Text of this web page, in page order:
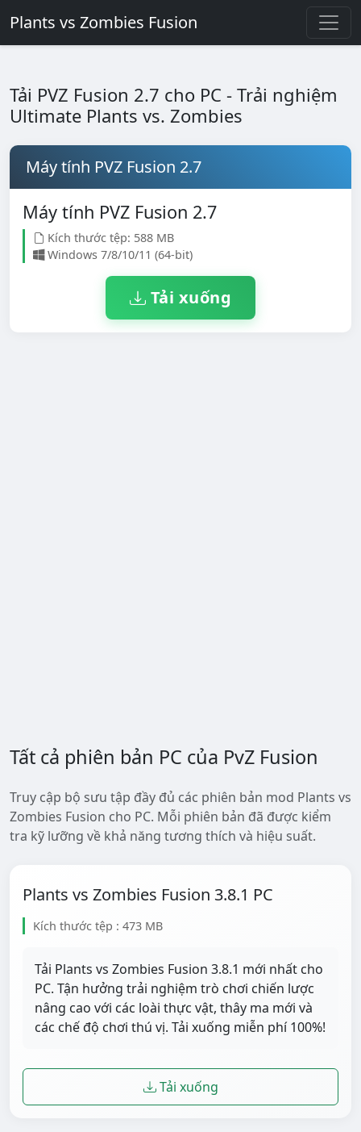
Plants vs Zombies Fusion
Tải PVZ Fusion 2.7 cho PC - Trải nghiệm
Ultimate Plants vs. Zombies
Máy tính PVZ Fusion 2.7
Máy tính PVZ Fusion 2.7
Kích thước tệp: 588 MB
Windows 7/8/10/11 (64-bit)
Tải xuống
Tất cả phiên bản PC của PvZ Fusion
Truy cập bộ sưu tập đầy đủ các phiên bản mod Plants vs
Zombies Fusion cho PC. Mỗi phiên bản đã được kiểm
tra kỹ lưỡng về khả năng tương thích và hiệu suất.
Plants vs Zombies Fusion 3.8.1 PC
Kích thước tệp : 473 MB
Tải Plants vs Zombies Fusion 3.8.1 mới nhất cho
PC. Tận hưởng trải nghiệm trò chơi chiến lược
nâng cao với các loài thực vật, thây ma mới và
các chế độ chơi thú vị. Tải xuống miễn phí 100%!
Tải xuống